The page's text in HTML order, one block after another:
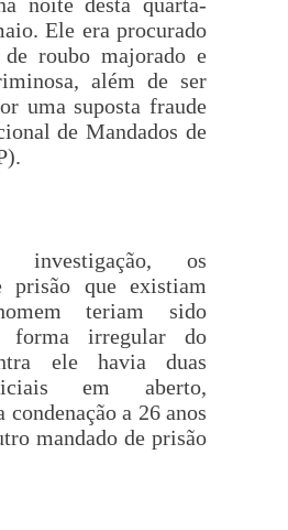
Ele era procurado
roubo majorado e
além de ser
uma suposta fraude
de Mandados de
investigação, os
prisão que existiam
teriam sido
forma irregular do
ele havia duas
em aberto,
a 26 anos
mandado de prisão